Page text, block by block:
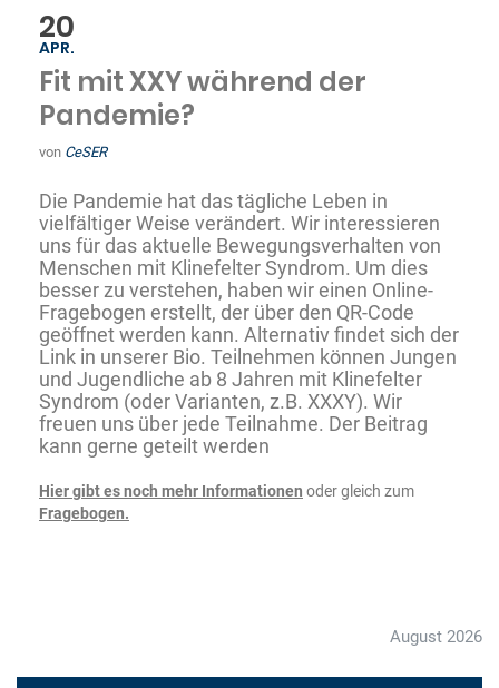
20
APR.
Fit mit XXY während der
Pandemie?
von CeSER
Die Pandemie hat das tägliche Leben in
vielfältiger Weise verändert. Wir interessieren
uns für das aktuelle Bewegungsverhalten von
Menschen mit Klinefelter Syndrom. Um dies
besser zu verstehen, haben wir einen Online-
Fragebogen erstellt, der über den QR-Code
geöffnet werden kann. Alternativ findet sich der
Link in unserer Bio. Teilnehmen können Jungen
und Jugendliche ab 8 Jahren mit Klinefelter
Syndrom (oder Varianten, z.B. XXXY). Wir
freuen uns über jede Teilnahme. Der Beitrag
kann gerne geteilt werden
Hier gibt es noch mehr Informationen oder gleich zum
Fragebogen.
August 2026